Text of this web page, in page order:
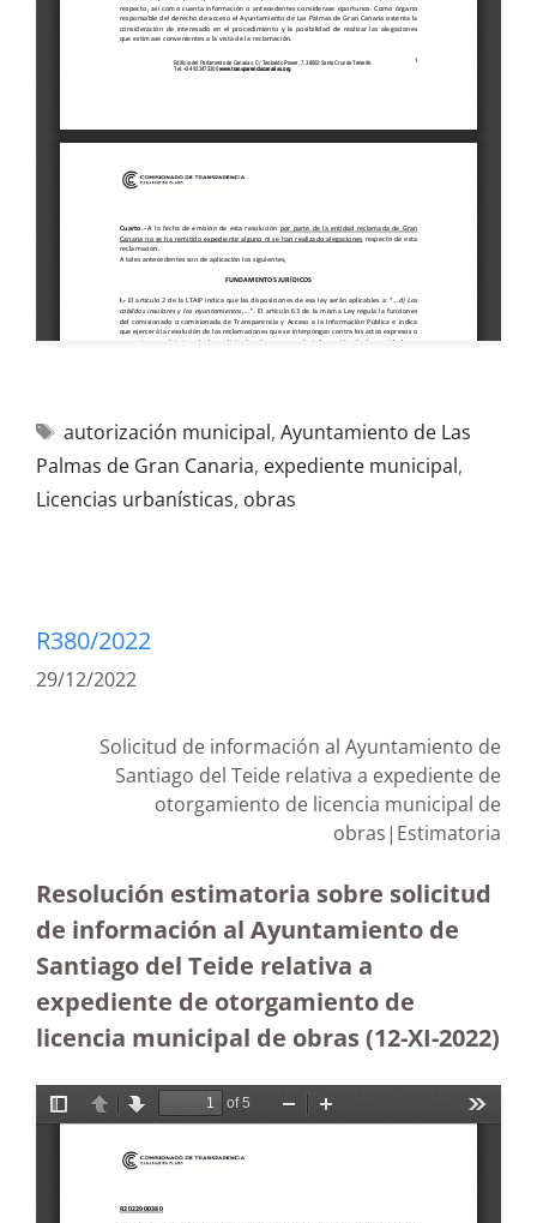
autorización municipal, Ayuntamiento de Las
Palmas de Gran Canaria, expediente municipal,
Licencias urbanísticas, obras
R380/2022
29/12/2022
Solicitud de información al Ayuntamiento de
Santiago del Teide relativa a expediente de
otorgamiento de licencia municipal de
obras|Estimatoria
Resolución estimatoria sobre solicitud
de información al Ayuntamiento de
Santiago del Teide relativa a
expediente de otorgamiento de
licencia municipal de obras (12-XI-2022)